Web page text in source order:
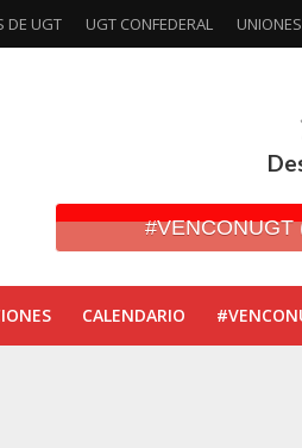
DE UGT UGT CONFEDERAL
#VENCONUGT
CALENDARIO